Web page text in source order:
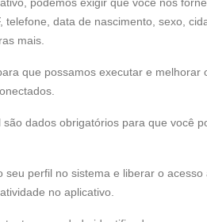
telefone, data de nascimento, sexo,
mais.
que possamos executar e
dados obrigatórios para que você
seu perfil no sistema e liberar o
no aplicativo.